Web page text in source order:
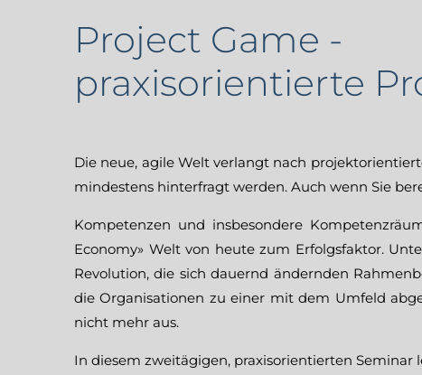
Project Game -
praxisorientierte
Die neue, agile Welt verlangt nach
mindestens hinterfragt werden. Auch wenn Sie
Kompetenzen und insbesondere
Economy» Welt von heute zum Erfolgsfaktor.
Revolution, die sich dauernd ändernden
die Organisationen zu einer mit dem Umfeld
nicht mehr aus.
In diesem zweitägigen, praxisorientierten